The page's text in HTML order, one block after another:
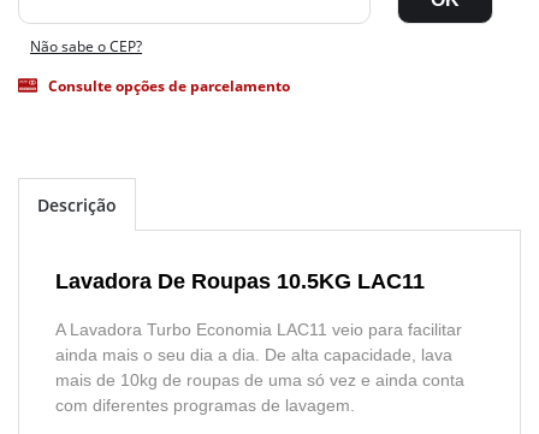
Não sabe o CEP?
Consulte opções de parcelamento
Descrição
Lavadora De Roupas 10.5KG LAC11
A Lavadora Turbo Economia LAC11 veio para facilitar
ainda mais o seu dia a dia. De alta capacidade, lava
mais de 10kg de roupas de uma só vez e ainda conta
com diferentes programas de lavagem.